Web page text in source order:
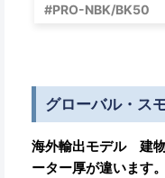
#PRO-NBK/BK50
グローバル・ス
海外輸出モデル 建
ーター厚が違います。